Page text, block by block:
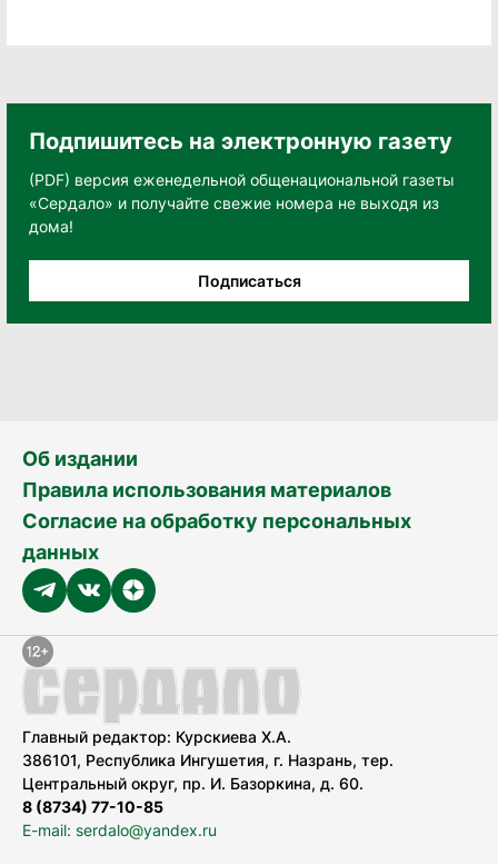
Подпишитесь на электронную газету
(PDF) версия еженедельной общенациональной газеты
«Сердало» и получайте свежие номера не выходя из
дома!
Подписаться
Об издании
Правила использования материалов
Согласие на обработку персональных
данных
Главный редактор: Курскиева Х.А.
386101, Республика Ингушетия, г. Назрань, тер.
Центральный округ, пр. И. Базоркина, д. 60.
8 (8734) 77-10-85
E-mail: serdalo@yandex.ru